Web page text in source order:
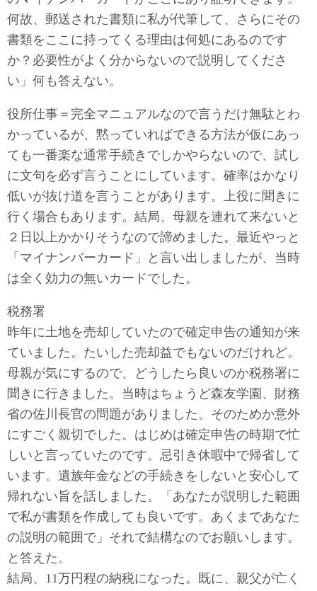
何故、郵送された書類に私が代筆して、さらにその
書類をここに持ってくる理由は何処にあるのです
か？必要性がよく分からないので説明してくださ
い」何も答えない。
役所仕事＝完全マニュアルなので言うだけ無駄とわ
かっているが、黙っていればできる方法が仮にあっ
ても一番楽な通常手続きでしかやらないので、試し
に文句を必ず言うことにしています。確率はかなり
低いが抜け道を言うことがあります。上役に聞きに
行く場合もあります。結局、母親を連れて来ないと
２日以上かかりそうなので諦めました。最近やっと
「マイナンバーカード」と言い出しましたが、当時
は全く効力の無いカードでした。
税務署
昨年に土地を売却していたので確定申告の通知が来
ていました。たいした売却益でもないのだけれど。
母親が気にするので、どうしたら良いのか税務署に
聞きに行きました。当時はちょうど森友学園、財務
省の佐川長官の問題がありました。そのためか意外
にすごく親切でした。はじめは確定申告の時期で忙
しいと言っていたのです。忌引き休暇中で帰省して
います。遺族年金などの手続きをしないと安心して
帰れない旨を話しました。「あなたが説明した範囲
で私が書類を作成しても良いです。あくまであなた
の説明の範囲で」それで結構なのでお願いします。
と答えた。
結局、11万円程の納税になった。既に、親父が亡く